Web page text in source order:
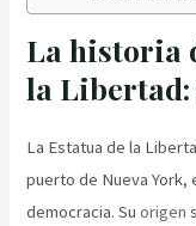
La historia
la Libertad:
La Estatua de la
puerto de Nueva York,
democracia. Suorigen